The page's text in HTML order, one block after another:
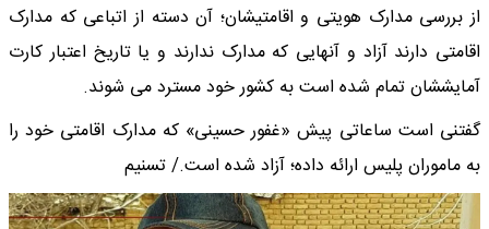
از بررسی مدارک هویتی و اقامتیشان؛ آن دسته از اتباعی که مدارک
اقامتی دارند آزاد و آنهایی که مدارک ندارند و یا تاریخ اعتبار کارت
آمایششان تمام شده است به کشور خود مسترد می شوند.
گفتنی است ساعاتی پیش «غفور حسینی» که مدارک اقامتی خود را
به ماموران پلیس ارائه داده؛ آزاد شده است./ تسنیم